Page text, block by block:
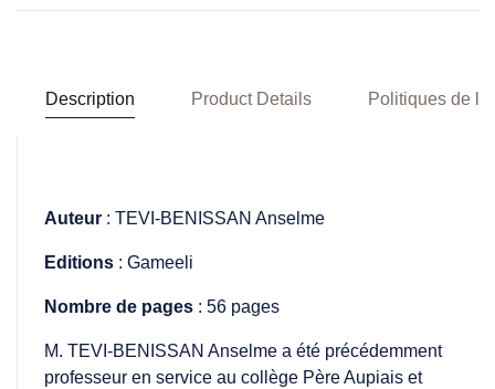
Description Product Details Politiques de la
Auteur : TEVI-BENISSAN Anselme
Editions : Gameeli
Nombre de pages : 56 pages
M. TEVI-BENISSAN Anselme a été précédemment
professeur en service au collège Père Aupiais et